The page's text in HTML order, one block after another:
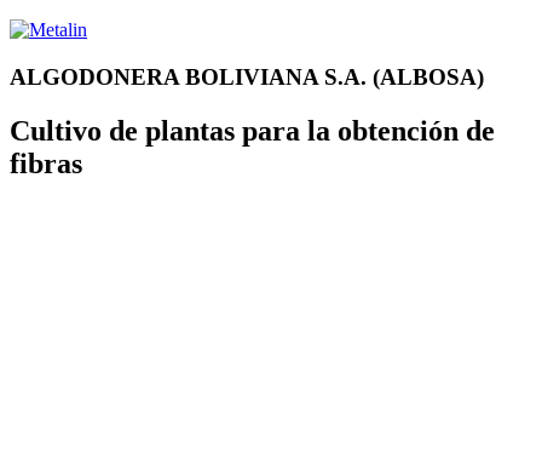
ALGODONERA BOLIVIANA S.A. (ALBOSA)
Cultivo de plantas para la obtención de
fibras